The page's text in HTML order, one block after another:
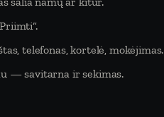
telefonas, kortelė, mokėjimas.
— savitarna ir sekimas.